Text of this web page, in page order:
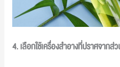
4. เลือกใช้เครื่องสำอางที่ปราศจาก